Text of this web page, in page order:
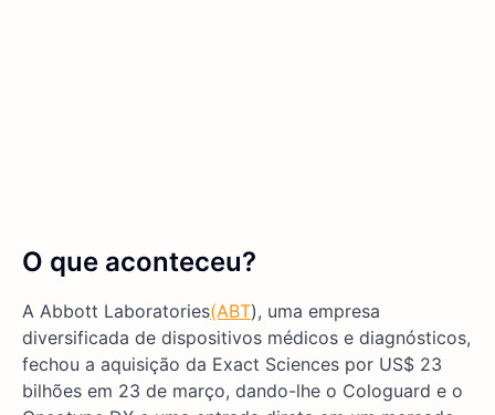
O que aconteceu?
A Abbott Laboratories(ABT), uma empresa
diversificada de dispositivos médicos e diagnósticos,
fechou a aquisição da Exact Sciences por US$ 23
bilhões em 23 de março, dando-lhe o Cologuard e o